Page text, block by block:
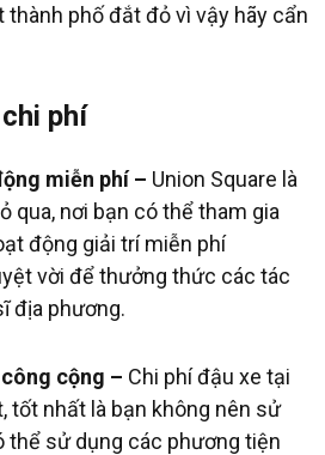
thành phố đắt đỏ vì vậy hãy cẩn
phí
miễn phí – Union Square là
qua, nơi bạn có thể tham gia
động giải trí miễn phí
vời để thưởng thức các tác
địa phương.
cộng – Chi phí đậu xe tại
tốt nhất là bạn không nên sử
thể sử dụng các phương tiện